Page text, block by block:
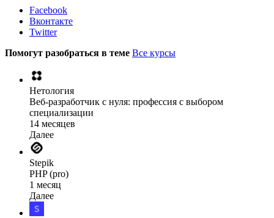
Facebook
Вконтакте
Twitter
Помогут разобраться в теме Все курсы
Нетология
Веб-разработчик с нуля: профессия с выбором
специализации
14 месяцев
Далее
Stepik
PHP (pro)
1 месяц
Далее